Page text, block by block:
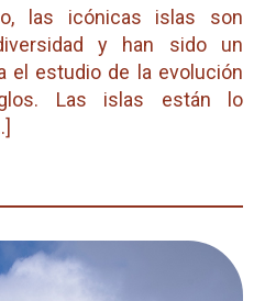
las icónicas islas son
y han sido un
el estudio de la evolución
Las islas están lo